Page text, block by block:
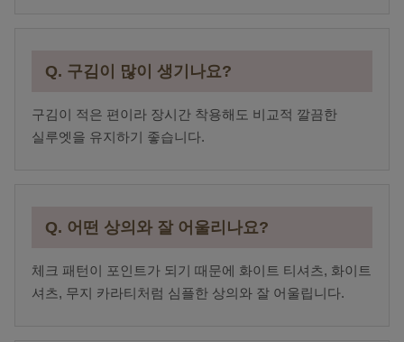
Q. 구김이 많이 생기나요?
구김이 적은 편이라 장시간 착용해도 비교적 깔끔한
실루엣을 유지하기 좋습니다.
Q. 어떤 상의와 잘 어울리나요?
체크 패턴이 포인트가 되기 때문에 화이트 티셔츠, 화이트
셔츠, 무지 카라티처럼 심플한 상의와 잘 어울립니다.